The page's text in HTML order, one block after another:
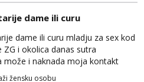
dame ili curu
dame ili curu mladju za sex kod
ZG i okolica danas sutra
može i naknada moja kontakt
poziv prednosti imaju starije
žensku osobu